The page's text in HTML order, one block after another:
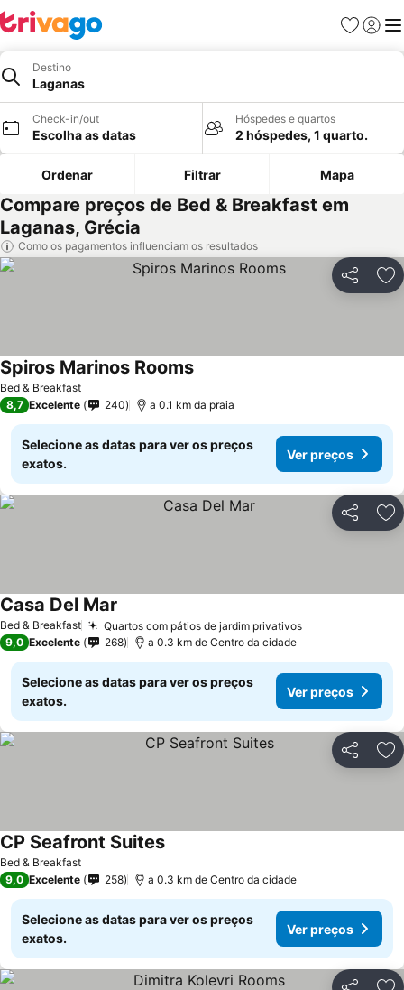
Favoritos
Iniciar
Destino
Laganas
Check-in/out
Escolha as datas
Hóspedes e quartos
2 hóspedes, 1 quarto.
Ordenar Filtrar Mapa
Compare preços de Bed & Breakfast em
Laganas, Grécia
Como os pagamentos influenciam os resultados
Partilhar
Bed & Breakfast
Spiros Marinos Rooms
8,7 Excelente 240 a 0.1 km da praia
Selecione as datas para ver os preços
exatos.
Ver preços
Partilhar
Bed & Breakfast Quartos com pátios de jardim privativos
Casa Del Mar
9,0 Excelente 268 a 0.3 km de Centro da cidade
Selecione as datas para ver os preços
exatos.
Ver preços
Partilhar
Bed & Breakfast
CP Seafront Suites
9,0 Excelente 258 a 0.3 km de Centro da cidade
Selecione as datas para ver os preços
exatos.
Ver preços